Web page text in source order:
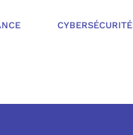
CYBERSÉCURITÉ